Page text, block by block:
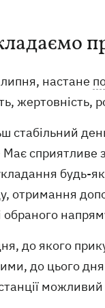
настане
жертовність,
стабільний
сприятливе
будь-
отримання
обраного
до якого
до цього